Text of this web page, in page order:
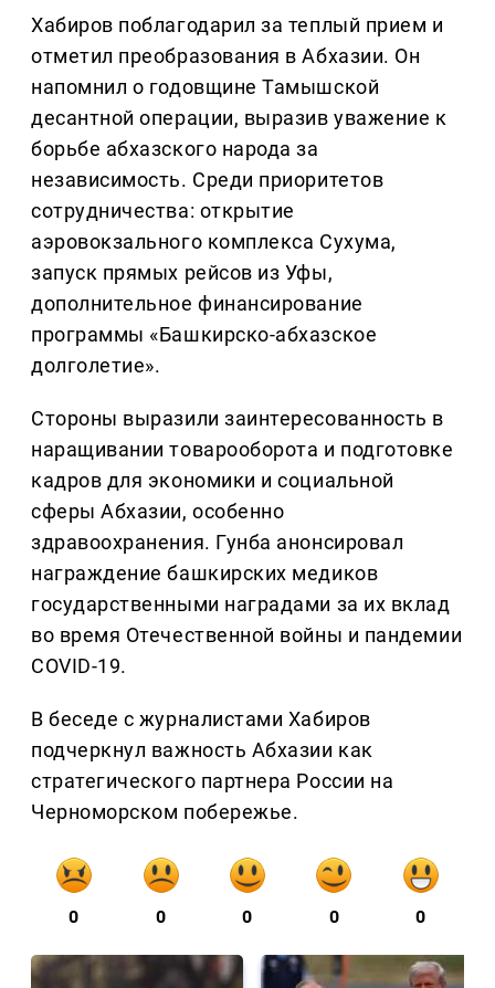
Хабиров поблагодарил за теплый прием и
отметил преобразования в Абхазии. Он
напомнил о годовщине Тамышской
десантной операции, выразив уважение к
борьбе абхазского народа за
независимость. Среди приоритетов
сотрудничества: открытие
аэровокзального комплекса Сухума,
запуск прямых рейсов из Уфы,
дополнительное финансирование
программы «Башкирско-абхазское
долголетие».
Стороны выразили заинтересованность в
наращивании товарооборота и подготовке
кадров для экономики и социальной
сферы Абхазии, особенно
здравоохранения. Гунба анонсировал
награждение башкирских медиков
государственными наградами за их вклад
во время Отечественной войны и пандемии
COVID-19.
В беседе с журналистами Хабиров
подчеркнул важность Абхазии как
стратегического партнера России на
Черноморском побережье.
0 0 0 0 0